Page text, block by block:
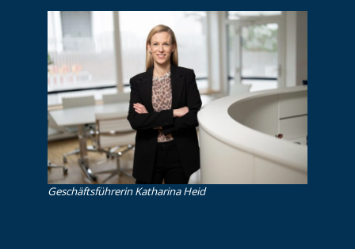
Ge­schäfts­füh­re­rin Katharina Heid